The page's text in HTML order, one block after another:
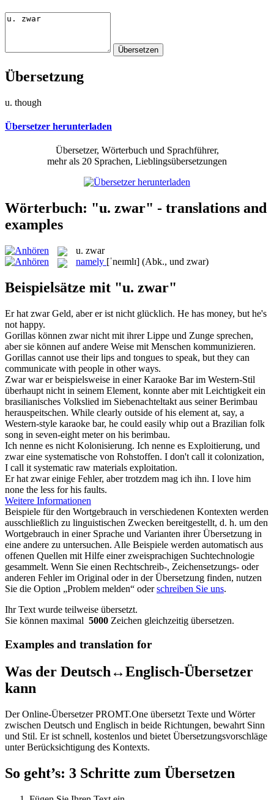
Übersetzung
u. though
Übersetzer herunterladen
Übersetzer, Wörterbuch und Sprachführer,
mehr als 20 Sprachen, Lieblingsübersetzungen
Wörterbuch: "u. zwar" - translations and
examples
u. zwar
namely [ˈneɪmlɪ] (Abk., und zwar)
Beispielsätze mit "u. zwar"
Er hat zwarGeld, aber er ist nicht glücklich. He has money, but he's
not happy.
Gorillas können zwarnicht mit ihrer Lippe und Zunge sprechen,
aber sie können auf andere Weise mit Menschen kommunizieren.
Gorillas cannot use their lips and tongues to speak, but they can
communicate with people in other ways.
Zwarwar er beispielsweise in einer Karaoke Bar im Western-Stil
überhaupt nicht in seinem Element, konnte aber mit Leichtigkeit ein
brasilianisches Volkslied im Siebenachteltakt aus seiner Berimbau
herauspeitschen. While clearly outside of his element at, say, a
Western-style karaoke bar, he could easily whip out a Brazilian folk
song in seven-eight meter on his berimbau.
Ich nenne es nicht Kolonisierung. Ich nenne es Exploitierung, und
zwareine systematische von Rohstoffen. I don't call it colonization,
I call it systematic raw materials exploitation.
Er hat zwareinige Fehler, aber trotzdem mag ich ihn. I love him
none the less for his faults.
Weitere Informationen
Beispiele für den Wortgebrauch in verschiedenen Kontexten werden
ausschließlich zu linguistischen Zwecken bereitgestellt, d. h. um den
Wortgebrauch in einer Sprache und Varianten ihrer Übersetzung in
eine andere zu untersuchen. Alle Beispiele werden automatisch aus
offenen Quellen mit Hilfe einer zweisprachigen Suchtechnologie
gesammelt. Wenn Sie einen Rechtschreib-, Zeichensetzungs- oder
anderen Fehler im Original oder in der Übersetzung finden, nutzen
Sie die Option „Problem melden“ oderschreiben Sie uns.
Ihr Text wurde teilweise übersetzt.
Sie können maximal 5000 Zeichen gleichzeitig übersetzen.
Examples and translation for
Was der Deutsch↔Englisch-Übersetzer
kann
Der Online-Übersetzer PROMT.One übersetzt Texte und Wörter
zwischen Deutsch und Englisch in beide Richtungen, bewahrt Sinn
und Stil. Er ist schnell, kostenlos und bietet Übersetzungsvorschläge
unter Berücksichtigung des Kontexts.
So geht’s: 3 Schritte zum Übersetzen